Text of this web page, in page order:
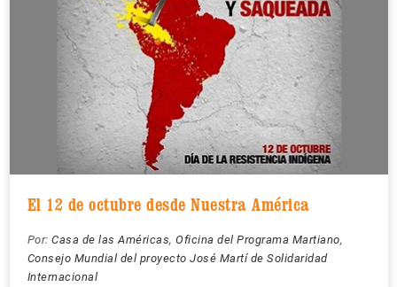
El 12 de octubre desde Nuestra América
Por: Casa de las Américas, Oficina del Programa Martiano,
Consejo Mundial del proyecto José Martí de Solidaridad
Internacional